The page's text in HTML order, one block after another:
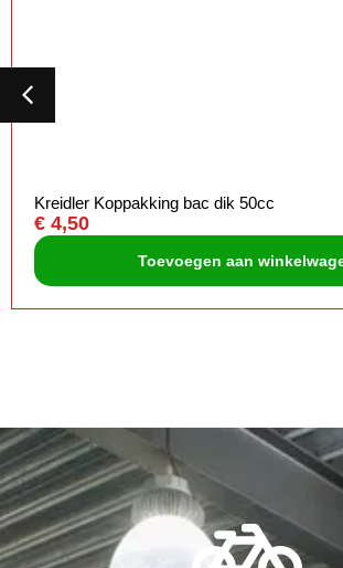
Kreidler Koppakking bac dik 50cc
€ 4,50
Toevoegen aan